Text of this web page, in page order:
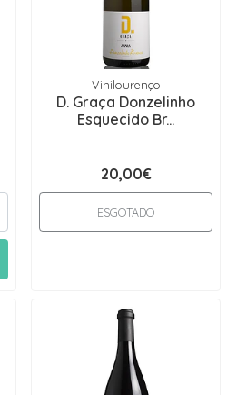
Vinilourenço
D. Graça Donzelinho
Esquecido Br...
20,00€
ESGOTADO